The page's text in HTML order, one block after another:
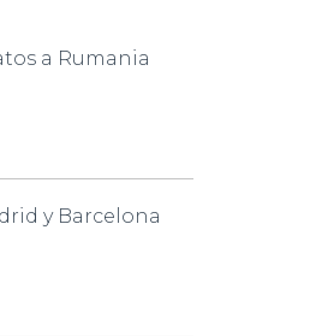
a Rumania
y Barcelona